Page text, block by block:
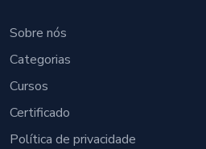
Sobre nós
Categorias
Cursos
Certificado
Política de privacidade